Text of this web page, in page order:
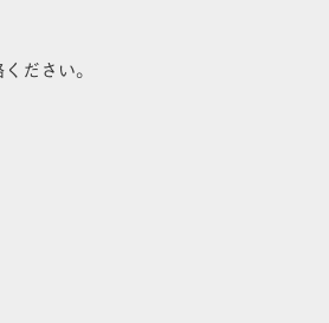
ださい。